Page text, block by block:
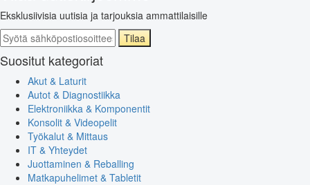
Eksklusiivisia uutisia ja tarjouksia ammattilaisille
Tilaa
Suositut kategoriat
Akut & Laturit
Autot & Diagnostiikka
Elektroniikka & Komponentit
Konsolit & Videopelit
Työkalut & Mittaus
IT & Yhteydet
Juottaminen & Reballing
Matkapuhelimet & Tabletit